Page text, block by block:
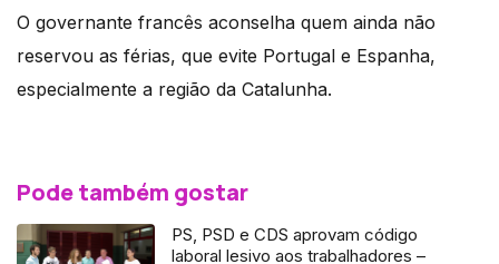
O governante francês aconselha quem ainda não
reservou as férias, que evite Portugal e Espanha,
especialmente a região da Catalunha.
Pode também gostar
PS, PSD e CDS aprovam código
laboral lesivo aos trabalhadores –